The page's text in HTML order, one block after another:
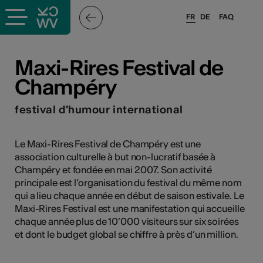
pros
FAQ
FR DE
Maxi-Rires Festival de
Champéry
festival d'humour international
Le Maxi-Rires Festival de Champéry est une
association culturelle à but non-lucratif basée à
Champéry et fondée en mai 2007. Son activité
principale est l’organisation du festival du même nom
qui a lieu chaque année en début de saison estivale. Le
Maxi-Rires Festival est une manifestation qui accueille
chaque année plus de 10’000 visiteurs sur six soirées
et dont le budget global se chiffre à près d’un million.